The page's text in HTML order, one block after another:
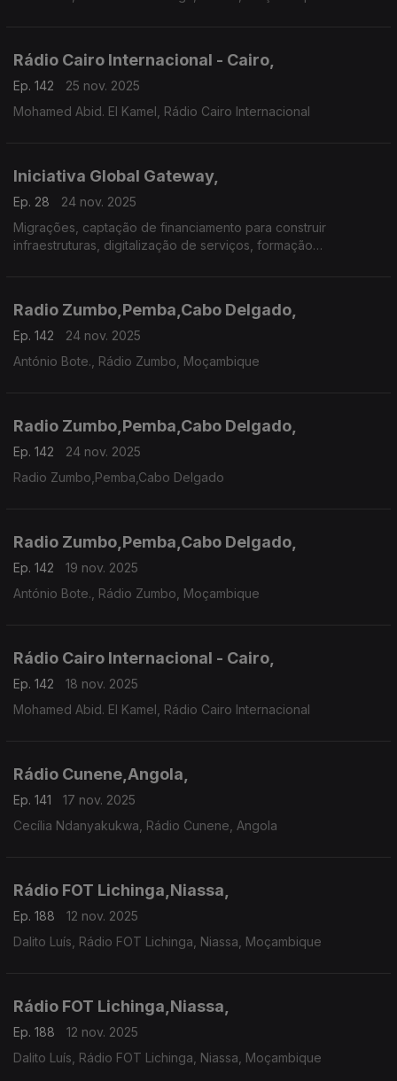
Rádio Cairo Internacional - Cairo,
Ep. 142
25 nov. 2025
Mohamed Abid. El Kamel, Rádio Cairo Internacional
Iniciativa Global Gateway,
Ep. 28
24 nov. 2025
Migrações, captação de financiamento para construir
infraestruturas, digitalização de serviços, formação
Radio Zumbo,Pemba,Cabo Delgado,
Ep. 142
24 nov. 2025
António Bote., Rádio Zumbo, Moçambique
Radio Zumbo,Pemba,Cabo Delgado,
Ep. 142
24 nov. 2025
Radio Zumbo,Pemba,Cabo Delgado
Radio Zumbo,Pemba,Cabo Delgado,
Ep. 142
19 nov. 2025
António Bote., Rádio Zumbo, Moçambique
Rádio Cairo Internacional - Cairo,
Ep. 142
18 nov. 2025
Mohamed Abid. El Kamel, Rádio Cairo Internacional
Rádio Cunene,Angola,
Ep. 141
17 nov. 2025
Cecília Ndanyakukwa, Rádio Cunene, Angola
Rádio FOT Lichinga,Niassa,
Ep. 188
12 nov. 2025
Dalito Luís, Rádio FOT Lichinga, Niassa, Moçambique
Rádio FOT Lichinga,Niassa,
Ep. 188
12 nov. 2025
Dalito Luís, Rádio FOT Lichinga, Niassa, Moçambique